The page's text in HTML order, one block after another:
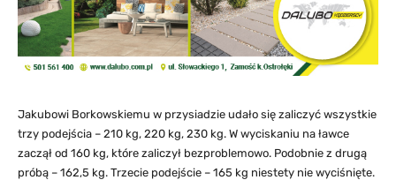
Jakubowi Borkowskiemu w przysiadzie udało się zaliczyć wszystkie
trzy podejścia – 210 kg, 220 kg, 230 kg. W wyciskaniu na ławce
zaczął od 160 kg, które zaliczył bezproblemowo. Podobnie z drugą
próbą – 162,5 kg. Trzecie podejście – 165 kg niestety nie wyciśnięte.